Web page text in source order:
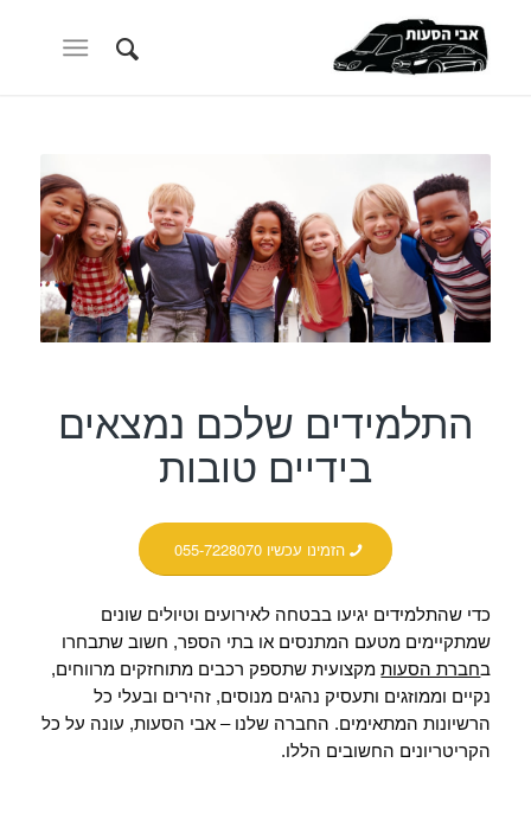
התלמידים שלכם נמצאים
בידיים טובות
הזמינו עכשיו 055-7228070
כדי שהתלמידים יגיעו בבטחה לאירועים וטיולים שונים
שמתקיימים מטעם המתנסים או בתי הספר, חשוב שתבחרו
בחברת הסעותמקצועית שתספק רכבים מתוחזקים מרווחים,
נקיים וממוזגים ותעסיק נהגים מנוסים, זהירים ובעלי כל
הרשיונות המתאימים. החברה שלנו – אבי הסעות, עונה על כל
הקריטריונים החשובים הללו.